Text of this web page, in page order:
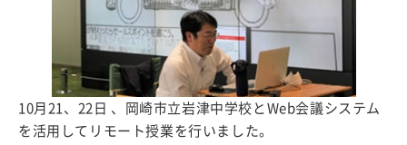
10月21、22日 、岡崎市立岩津中学校とWeb会議システム
を活用してリモート授業を行いました。